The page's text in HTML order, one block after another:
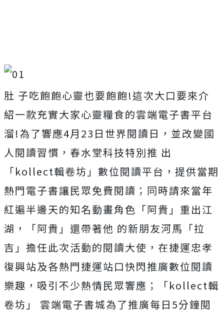
肚 子吃飽飽心靈也要飽飽!這次大口要來介
紹一款充實大家心靈糧食的雲端電子書平台
溜!為了響應4月23日世界閱讀日，並改變國
人閱讀習慣，春水堂科技特別推 出
「kollect輯卷坊」數位閱讀平台，提供當期
熱門電子書讓民眾免費閱讀；同時請來當年
紅遍半邊天的知名動畫角色「阿貴」重出江
湖，「阿貴」還帶著他 的新朋友河馬「拉
吉」擔任此次活動的閱讀大使，在捷運忠孝
復興站及各熱門捷運站口快閃推廣數位閱讀
樂趣，吸引不少熱情民眾響應；「kollect輯
卷坊」 雲端電子書城為了推廣每日5分鐘閱